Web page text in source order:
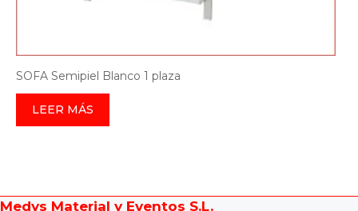
SOFA Semipiel Blanco 1 plaza
LEER MÁS
Medys Material y Eventos S.L.